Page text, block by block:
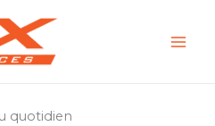
quotidien